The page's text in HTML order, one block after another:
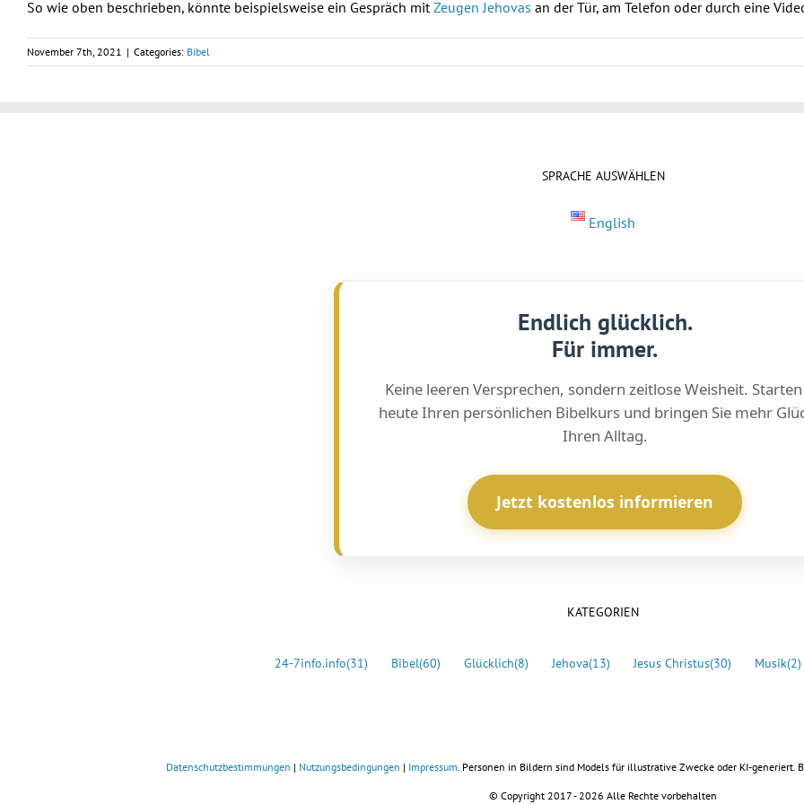
So wie oben beschrieben, könnte beispielsweise ein Gespräch mit Zeugen Jehovas an der Tür, am Telefon oder durch eine
November 7th, 2021 | Categories: Bibel
SPRACHE AUSWÄHLEN
English
Endlich glücklich.
Für immer.
Keine leeren Versprechen, sondern zeitlose Weisheit. Starten
heute Ihren persönlichen Bibelkurs und bringen Sie mehr
Ihren Alltag.
Jetzt kostenlos informieren
KATEGORIEN
24-7info.info(31) Bibel(60) Glücklich(8) Jehova(13) Jesus Christus(30) Musik(2)
Datenschutzbestimmungen | Nutzungsbedingungen | Impressum . Personen in Bildern sind Models für illustrative Zwecke oder KI-generiert.
© Copyright 2017 - 2026 Alle Rechte vorbehalten